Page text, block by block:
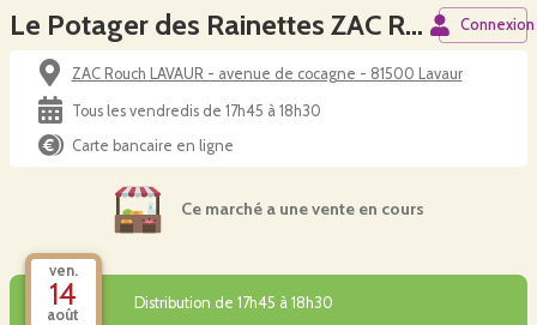
Le Potager des Rainettes ZAC Rouch LAVAUR Vendredi Connexion
ZAC Rouch LAVAUR - avenue de cocagne - 81500 Lavaur
Tous les vendredis de 17h45 à 18h30
Carte bancaire en ligne
Ce marché a une vente en cours
ven.
14
août
Distribution de 17h45 à 18h30